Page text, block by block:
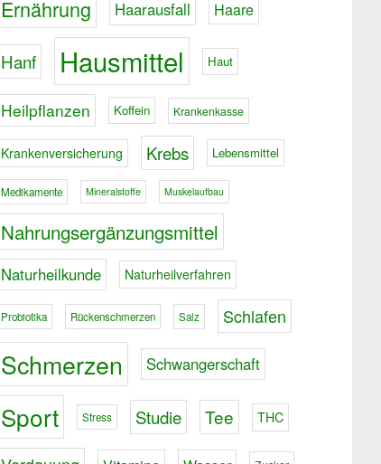
Ernährung Haarausfall Haare
Hanf Hausmittel Haut
Heilpflanzen Koffein Krankenkasse
Krankenversicherung Krebs Lebensmittel
Medikamente Mineralstoffe Muskelaufbau
Nahrungsergänzungsmittel
Naturheilkunde Naturheilverfahren
Probiotika Rückenschmerzen Salz Schlafen
Schmerzen Schwangerschaft
Sport Stress Studie Tee THC